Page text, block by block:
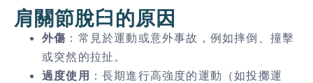
肩關節脫臼的原因
外傷 ：常見於運動或意外事故，例如摔倒、撞擊
或突然的拉扯。
過度使用 ：長期進行高強度的運動（如投擲運